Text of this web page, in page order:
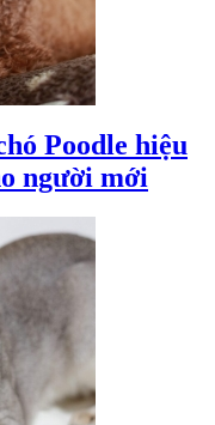
Poodle hiệu
người mới